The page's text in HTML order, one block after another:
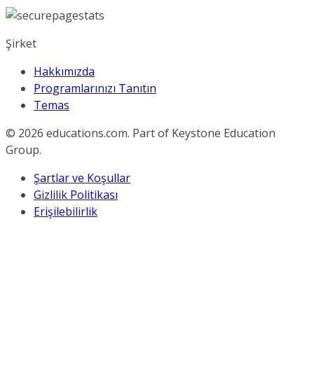
Şirket
Hakkımızda
Programlarınızı Tanıtın
Temas
© 2026 educations.com. Part of Keystone Education
Group.
Şartlar ve Koşullar
Gizlilik Politikası
Erişilebilirlik